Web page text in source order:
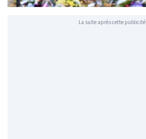
La suite après cette publicité